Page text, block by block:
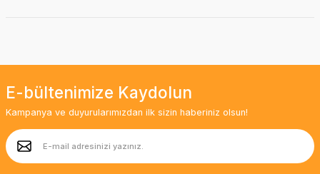
E-bültenimize Kaydolun
Kampanya ve duyurularımızdan ilk sizin haberiniz olsun!